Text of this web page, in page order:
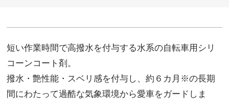
短い作業時間で高撥水を付与する水系の自転車用シリ
コーンコート剤。
撥水・艶性能・スベリ感を付与し、約６カ月※の長期
間にわたって過酷な気象環境から愛車をガードしま